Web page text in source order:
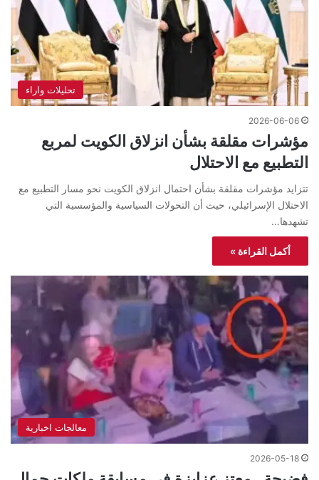
تحليلات واراء
2026-06-06
مؤشرات مقلقة بشأن انزلاق الكويت لمربع
التطبيع مع الاحتلال
تتزايد مؤشرات مقلقة بشأن احتمال انزلاق الكويت نحو مسار التطبيع مع
الاحتلال الإسرائيلي، حيث أن التحولات السياسية والمؤسسية التي
تشهدها…
أكمل القراءة »
معالجات اخبارية
2026-05-18